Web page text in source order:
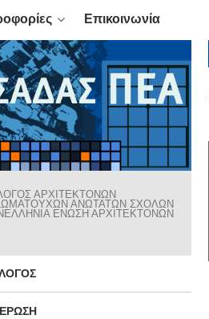
Επικοινωνία
ΑΡΧΙΤΕΚΤΟΝΩΝ
ΑΝΩΤΑΤΩΝ ΣΧΟΛΩΝ
ΕΝΩΣΗ ΑΡΧΙΤΕΚΤΟΝΩΝ